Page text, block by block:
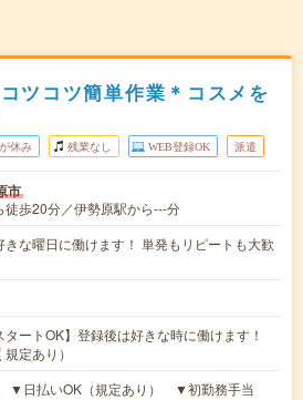
ツコツ簡単作業＊コスメを
休み 残業なし WEB登録OK 派遣
市
徒歩20分／伊勢原駅から---分
きな曜日に働けます！ 単発もリピートも大歓
タートOK】登録後は好きな時に働けます！
規定あり）
▼日払いOK（規定あり） ▼初勤務手当